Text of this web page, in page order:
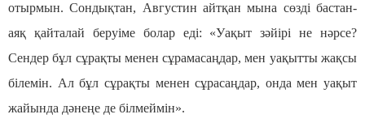
отырмын. Сондықтан, Августин айтқан мына сөзді бастан-
аяқ қайталай беруіме болар еді: «Уақыт зәйірі не нәрсе?
Сендер бұл сұрақты менен сұрамасаңдар, мен уақытты жақсы
білемін. Ал бұл сұрақты менен сұрасаңдар, онда мен уақыт
жайында дәнеңе де білмеймін».